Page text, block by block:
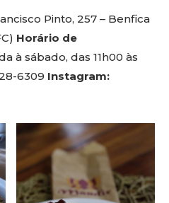
Pinto, 257 – Benfica
Horário de
à sábado, das 11h00 às
6309 Instagram: